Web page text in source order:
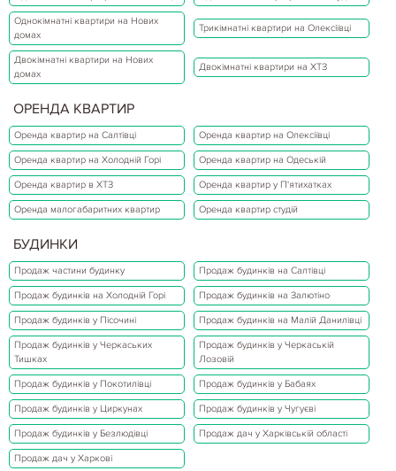
Однокімнатні квартири на Нових
домах
Трикімнатні квартири на Олексіївці
Двокімнатні квартири на Нових
домах
Двокімнатні квартири на ХТЗ
ОРЕНДА КВАРТИР
Оренда квартир на Салтівці Оренда квартир на Олексіївці
Оренда квартир на Холодній Горі Оренда квартир на Одеській
Оренда квартир в ХТЗ Оренда квартир у П'ятихатках
Оренда малогабаритних квартир Оренда квартир студій
БУДИНКИ
Продаж частини будинку Продаж будинків на Салтівці
Продаж будинків на Холодній Горі Продаж будинків на Залютіно
Продаж будинків у Пісочині Продаж будинків на Малій Данилівці
Продаж будинків у Черкаських
Тишках
Продаж будинків у Черкаській
Лозовій
Продаж будинків у Покотилівці Продаж будинків у Бабаях
Продаж будинків у Циркунах Продаж будинків у Чугуєві
Продаж будинків у Безлюдівці Продаж дач у Харківській області
Продаж дач у Харкові